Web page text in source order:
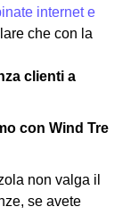
internet e
che con la
clienti a
con Wind Tre
non valga il
se avete